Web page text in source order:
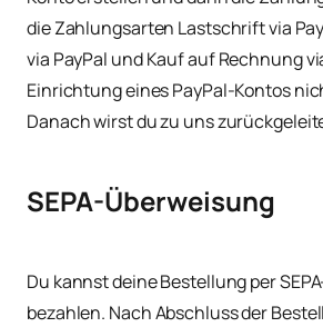
die Zah­lungs­ar­ten Last­schrift via
via Pay­Pal und Kauf auf Rech­nung
Ein­rich­tung eines Pay­Pal-Kon­tos
Danach wirst du zu uns
SEPA-Überweisung
Du kannst dei­ne Bestel­lung per
bezah­len. Nach Abschluss der